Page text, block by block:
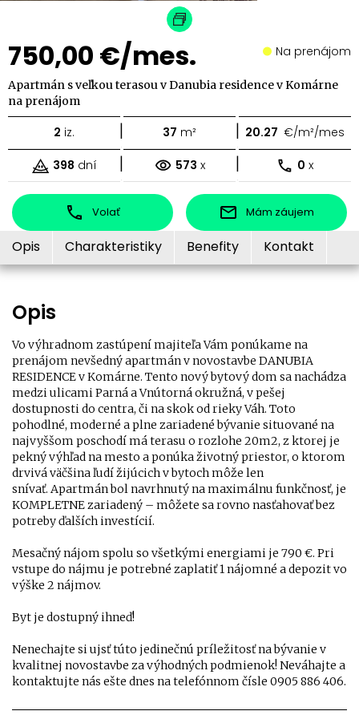
750,00 €/mes. Na prenájom
Apartmán s veľkou terasou v Danubia residence v Komárne
na prenájom
2 iz. | 37 m² | 20.27 €/m²/mes
398 dní | 573 x | 0 x
Volať Mám záujem
Opis Charakteristiky Benefity Kontakt
Opis
Vo výhradnom zastúpení majiteľa Vám ponúkame na
prenájom nevšedný apartmán v novostavbe DANUBIA
RESIDENCE v Komárne. Tento nový bytový dom sa nachádza
medzi ulicami Parná a Vnútorná okružná, v pešej
dostupnosti do centra, či na skok od rieky Váh. Toto
pohodlné, moderné a plne zariadené bývanie situované na
najvyššom poschodí má terasu o rozlohe 20m2, z ktorej je
pekný výhľad na mesto a ponúka životný priestor, o ktorom
drvivá väčšina ľudí žijúcich v bytoch môže len
snívať. Apartmán bol navrhnutý na maximálnu funkčnosť, je
KOMPLETNE zariadený – môžete sa rovno nasťahovať bez
potreby ďalších investícií.
Mesačný nájom spolu so všetkými energiami je 790 €. Pri
vstupe do nájmu je potrebné zaplatiť 1 nájomné a depozit vo
výške 2 nájmov.
Byt je dostupný ihneď!
Nenechajte si ujsť túto jedinečnú príležitosť na bývanie v
kvalitnej novostavbe za výhodných podmienok! Neváhajte a
kontaktujte nás ešte dnes na telefónnom čísle 0905 886 406.